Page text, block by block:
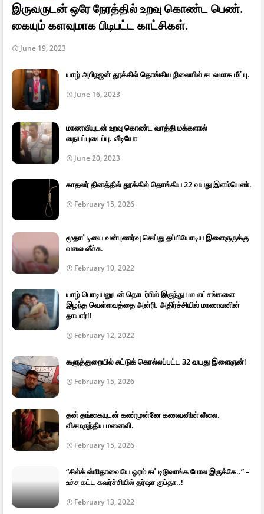
இருவருடன் ஒரே நேரத்தில் உறவு கொண்ட பெண்.
கையும் களவுமாக பிடிபட்ட காட்சிகள்.
June 19, 2023
யாழ் அபிநஜன் தூக்கில் தொங்கிய நிலையில் சடலமாக மீட்பு.
June 16, 2023
மாணவியுடன் உறவு கொண்ட வாத்தி மக்களால்
நையப்புடைப்பு. வீடியோ
June 20, 2023
காதலர் தினத்தில் தூக்கில் தொங்கிய 22 வயது இளம்பெண்.
February 15, 2026
மூதாட்டியை வன்புணர்வு செய்து தப்பியோடிய இளைஞருக்கு
வலை வீச்சு.
February 10, 2022
யாழ் பொடியனுடன் தொடர்பில் இருந்து பல லட்சங்களை
இழந்த வெள்ளவத்தை அன்ரி. அதிர்ச்சியில் மாணவனின்
தாயார்!!
February 12, 2022
களுத்துறையில் சுட்டுக் கொல்லப்பட்ட 32 வயது இளைஞன்!
February 15, 2026
தன் தங்கையுடன் கண்முன்னே கணவனின் லீலை.
விசமருந்திய மனைவி.
February 15, 2026
“சில்க் ஸ்மிதாவையே ஓரம் கட்டிடுவாங்க போல இருக்கே..” –
உச்ச கட்ட கவர்ச்சியில் தர்ஷா குப்தா..!
February 13, 2022